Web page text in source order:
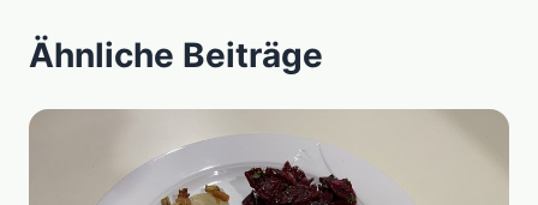
Ähnliche Beiträge